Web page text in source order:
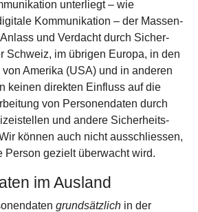
unterliegt – wie
Kommunikation – der Massen­
und Verdacht durch Sicher­
Schweiz, im übrigen Europa, in den
Amerika (USA) und in anderen
keinen direkten Einfluss auf die
von Personen­daten durch
und andere Sicherheits­
können auch nicht ausschliessen,
Person gezielt überwacht wird.
im Ausland
grundsätzlich in der